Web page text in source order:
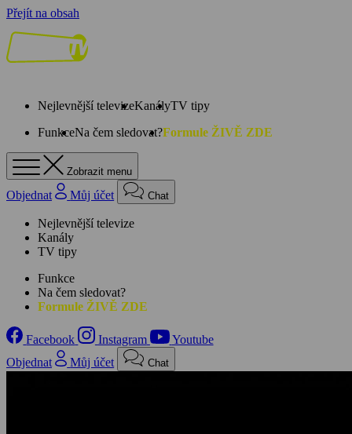
Přejít na obsah
Nejlevnější televizeKanályTV tipy
FunkceNa čem sledovat?Formule ŽIVĚ ZDE
Zobrazit menu
Objednat Můj účet Chat
Nejlevnější televize
Kanály
TV tipy
Funkce
Na čem sledovat?
Formule ŽIVĚ ZDE
Facebook Instagram
Youtube
Objednat
Můj účet Chat